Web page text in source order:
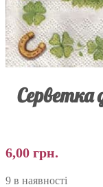
Серветка
6,00 грн.
9 в наявності